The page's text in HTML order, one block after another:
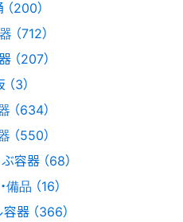
200）
（712）
（207）
3）
（634）
（550）
容器 （68）
品 （16）
器 （366）